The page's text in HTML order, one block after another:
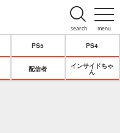
menu
search
PS5 PS4
配信者
インサイドちゃ
ん